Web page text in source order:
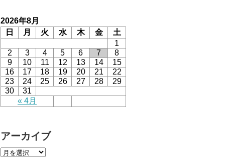
2026年8月
日
月 火 水 木 金 土
« 4月
1
2
3 4 5 6 7
8
9
10 11 12 13 14
15
16
17 18 19 20 21
22
23
24 25 26 27 28
29
30
31
アーカイブ